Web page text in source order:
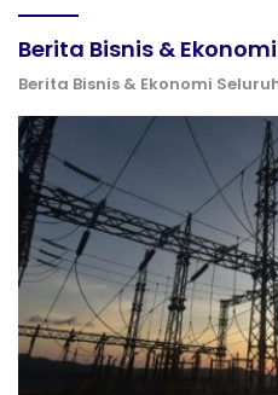
Berita Bisnis & Ekonomi
Berita Bisnis & Ekonomi